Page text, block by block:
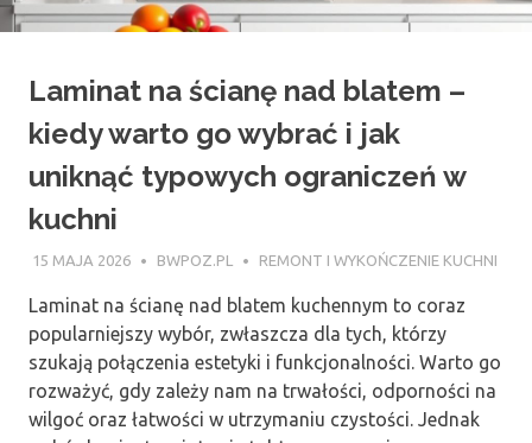
Laminat na ścianę nad blatem –
kiedy warto go wybrać i jak
uniknąć typowych ograniczeń w
kuchni
15 MAJA 2026 BWPOZ.PL REMONT I WYKOŃCZENIE KUCHNI
Laminat na ścianę nad blatem kuchennym to coraz
popularniejszy wybór, zwłaszcza dla tych, którzy
szukają połączenia estetyki i funkcjonalności. Warto go
rozważyć, gdy zależy nam na trwałości, odporności na
wilgoć oraz łatwości w utrzymaniu czystości. Jednak